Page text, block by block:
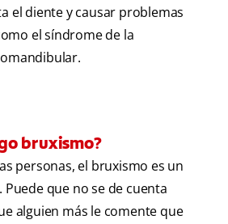
el diente y causar problemas
el síndrome de la
bruxismo?
personas, el bruxismo es un
que no se de cuenta
alguien más le comente que